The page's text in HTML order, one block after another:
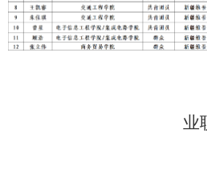
共青团
业
2026